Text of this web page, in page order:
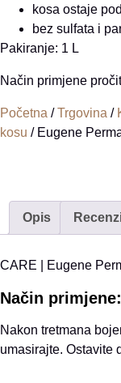
kosa ostaje
bez sulfata i
Pakiranje: 1 L
Način primjene
Početna /Trgovina /
kosu / Eugene
Opis
CARE | Eugene
Način primjene:
Nakon tretmana
umasirajte. Ostavite